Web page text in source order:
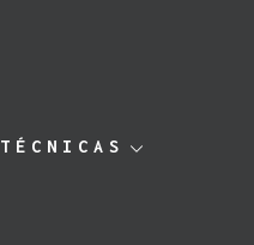
TÉCNICAS